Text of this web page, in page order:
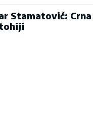
Stamatović: